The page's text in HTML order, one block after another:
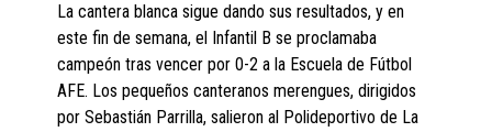
La cantera blanca sigue dando sus resultados, y en
este fin de semana, el Infantil B se proclamaba
campeón tras vencer por 0-2 a la Escuela de Fútbol
AFE. Los pequeños canteranos merengues, dirigidos
por Sebastián Parrilla, salieron al Polideportivo de La